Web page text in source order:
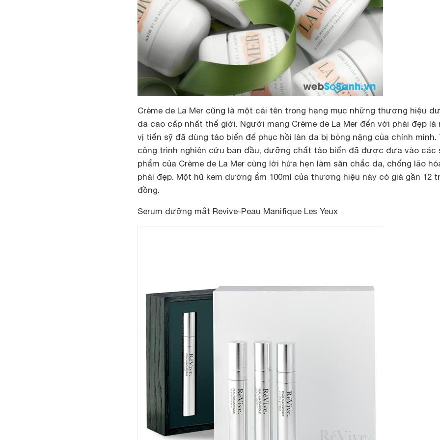
Crème de La Mer cũng là một cái tên trong hạng mục những thương hiệu
da cao cấp nhất thế giới. Người mang Crème de La Mer đến với phái đẹp là
vị tiến sỹ đã dùng tảo biển để phục hồi làn da bị bỏng nặng của chính mình.
công trình nghiên cứu ban đầu, dưỡng chất tảo biển đã được đưa vào các
phẩm của Crème de La Mer cùng lời hứa hẹn làm săn chắc da, chống lão
phái đẹp. Một hũ kem dưỡng ẩm 100ml của thương hiệu này có giá gần 12
đồng.
Serum dưỡng mắt Revive-Peau Manifique Les Yeux